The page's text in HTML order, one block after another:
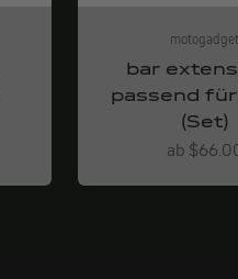
motogadget
bar
passend
(Set)
Angebot
ab